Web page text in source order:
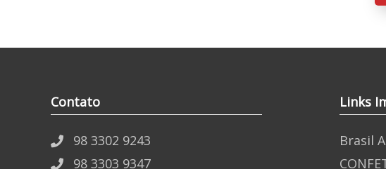
Contato
98 3302 9243
98 3303 9347
Links
Brasil